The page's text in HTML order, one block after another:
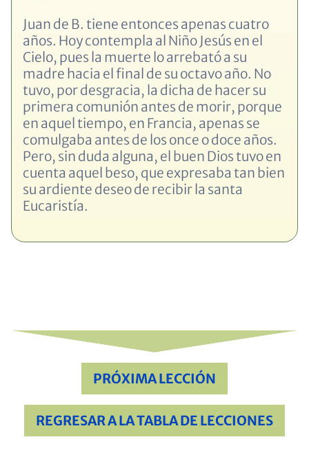
Juan de B. tiene entonces apenas cuatro
años. Hoy contempla al Niño Jesús en el
Cielo, pues la muerte lo arrebató a su
madre hacia el final de su octavo año. No
tuvo, por desgracia, la dicha de hacer su
primera comunión antes de morir, porque
en aquel tiempo, en Francia, apenas se
comulgaba antes de los once o doce años.
Pero, sin duda alguna, el buen Dios tuvo en
cuenta aquel beso, que expresaba tan bien
su ardiente deseo de recibir la santa
Eucaristía.
PRÓXIMA LECCIÓN
REGRESAR A LA TABLA DE LECCIONES